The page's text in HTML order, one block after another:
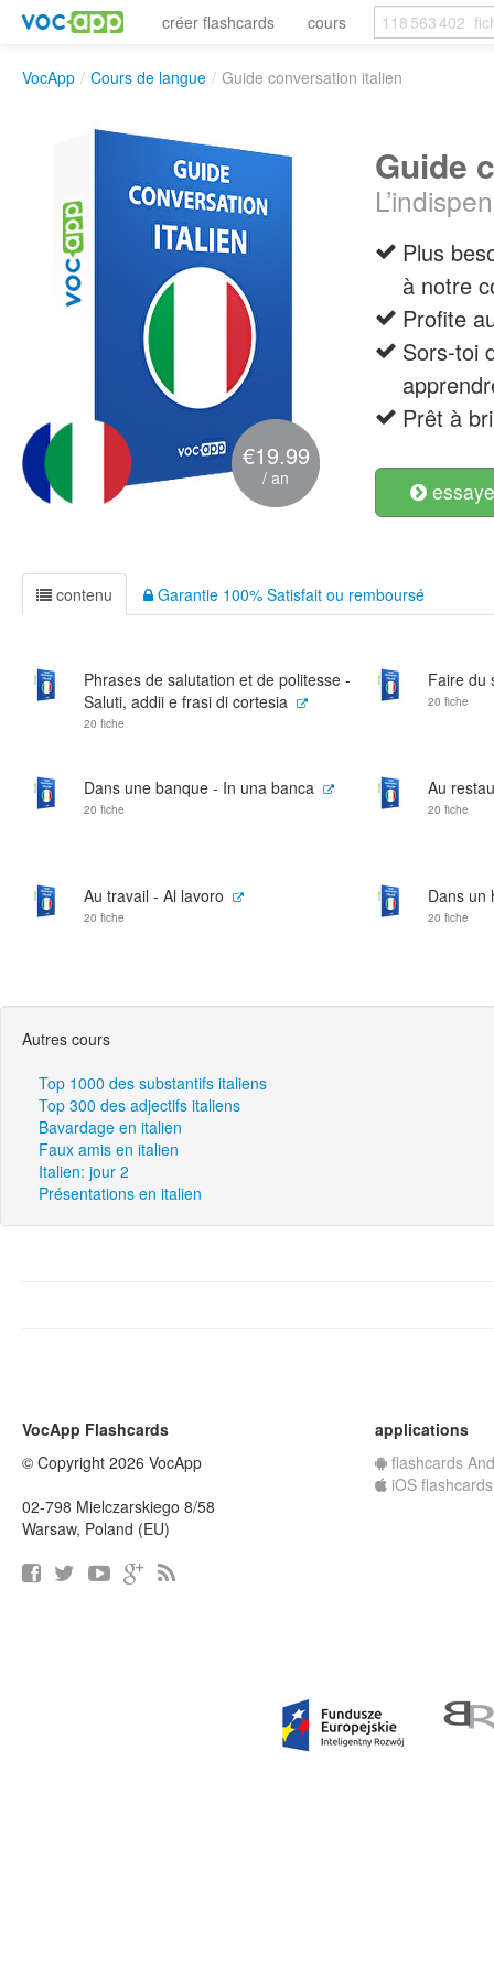
créer flashcards cours
VocApp / Cours de langue / Guide conversation italien
€19.99
/ an
Guide
Plus
à notre
Profite
Sors-toi
Prêt à
contenu Garantie 100% Satisfait ou remboursé
Phrases de salutation et de politesse -
Saluti, addii e frasi di cortesia
20 fiche
Faire du
20 fiche
Dans une banque - In una banca
20 fiche
Au
20 fiche
Au travail - Al lavoro
20 fiche
Dans un
20 fiche
Autres cours
Top 1000 des substantifs italiens
Top 300 des adjectifs italiens
Bavardage en italien
Faux amis en italien
Italien: jour 2
Présentations en italien
VocApp Flashcards
© Copyright 2026 VocApp
02-798 Mielczarskiego 8/58
Warsaw, Poland (EU)
applications
flashcards
iOS flashcards